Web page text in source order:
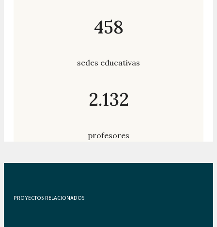
458
sedes educativas
2.132
profesores
PROYECTOS RELACIONADOS